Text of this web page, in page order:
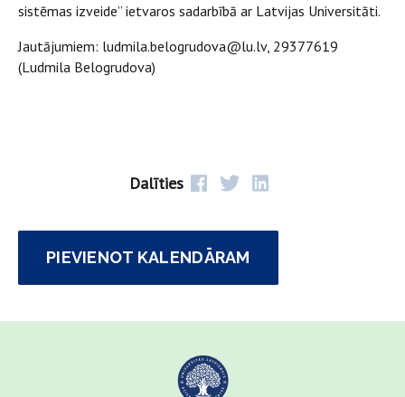
sistēmas izveide” ietvaros sadarbībā ar Latvijas Universitāti.
Jautājumiem: ludmila.belogrudova@lu.lv, 29377619
(Ludmila Belogrudova)
Dalīties
PIEVIENOT KALENDĀRAM